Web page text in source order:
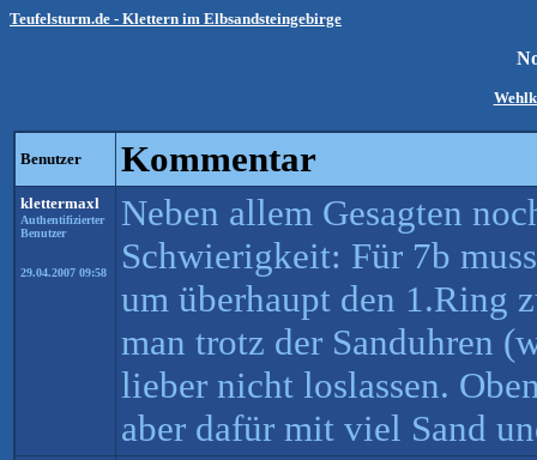
Teufelsturm.de - Klettern im Elbsandsteingebirge
Benutzer Kommentar
klettermaxl
Authentifizierter
Benutzer
29.04.2007 09:58
Neben allem Gesagten
Schwierigkeit: Für 7b
um überhaupt den 1.Ring
man trotz der Sanduhren
lieber nicht loslassen.
aber dafür mit viel Sand